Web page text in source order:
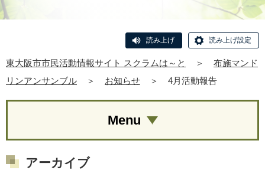
読み上げ 読み上げ設定
東大阪市市民活動情報サイト スクラムは～と ＞
布施マンド
リンアンサンブル
＞ お知らせ ＞ 4月活動報告
Menu
アーカイブ